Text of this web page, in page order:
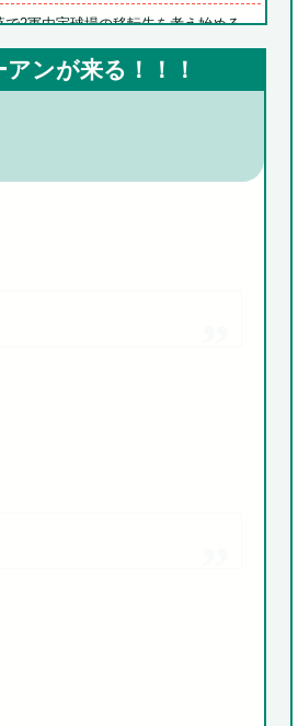
2軍由宇球場の移転先を考え始める。
た医師、全身麻痺へ…「ﾀﾋんだほうが良...
壁紙をめくると・・・。
ンが来る！！！